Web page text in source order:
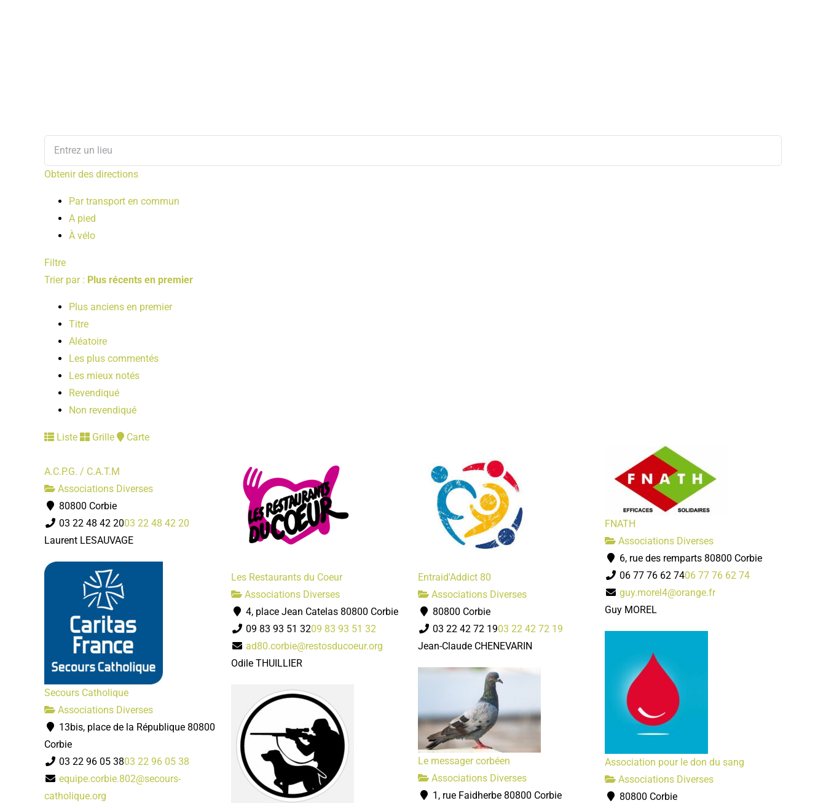
Obtenir des directions
Par transport en commun
A pied
À vélo
Filtre
Trier par : Plus récents en premier
Plus anciens en premier
Titre
Aléatoire
Les plus commentés
Les mieux notés
Revendiqué
Non revendiqué
Liste Grille Carte
A.C.P.G. / C.A.T.M
Associations Diverses
80800 Corbie
03 22 48 42 2003 22 48 42 20
Laurent LESAUVAGE
Les Restaurants du Coeur
Associations Diverses
4, place Jean Catelas 80800 Corbie
09 83 93 51 3209 83 93 51 32
ad80.corbie@restosducoeur.org
Odile THUILLIER
Entraid'Addict 80
Associations Diverses
80800 Corbie
03 22 42 72 1903 22 42 72 19
Jean-Claude CHENEVARIN
FNATH
Associations Diverses
6, rue des remparts 80800 Corbie
06 77 76 62 7406 77 76 62 74
guy.morel4@orange.fr
Guy MOREL
Secours Catholique
Associations Diverses
13bis, place de la République 80800
Corbie
03 22 96 05 3803 22 96 05 38
equipe.corbie.802@secours-
catholique.org
Association pour le don du sang
Associations Diverses
80800 Corbie
Le messager corbéen
Associations Diverses
1, rue Faidherbe 80800 Corbie